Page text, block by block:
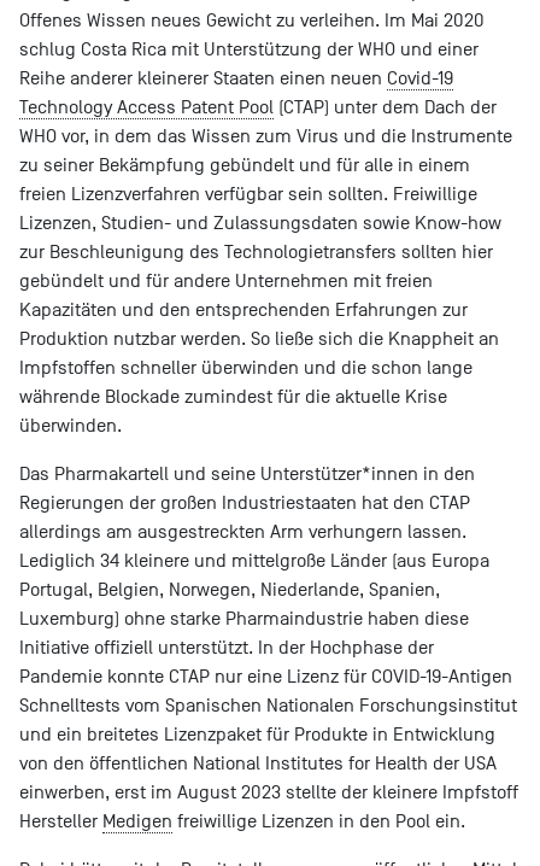
Offenes Wissen neues Gewicht zu verleihen. Im Mai 2020
schlug Costa Rica mit Unterstützung der WHO und einer
Reihe anderer kleinerer Staaten einen neuen Covid-19
Technology Access Patent Pool (CTAP) unter dem Dach der
WHO vor, in dem das Wissen zum Virus und die Instrumente
zu seiner Bekämpfung gebündelt und für alle in einem
freien Lizenzverfahren verfügbar sein sollten. Freiwillige
Lizenzen, Studien- und Zulassungsdaten sowie Know-how
zur Beschleunigung des Technologietransfers sollten hier
gebündelt und für andere Unternehmen mit freien
Kapazitäten und den entsprechenden Erfahrungen zur
Produktion nutzbar werden. So ließe sich die Knappheit an
Impfstoffen schneller überwinden und die schon lange
währende Blockade zumindest für die aktuelle Krise
überwinden.
Das Pharmakartell und seine Unterstützer*innen in den
Regierungen der großen Industriestaaten hat den CTAP
allerdings am ausgestreckten Arm verhungern lassen.
Lediglich 34 kleinere und mittelgroße Länder (aus Europa
Portugal, Belgien, Norwegen, Niederlande, Spanien,
Luxemburg) ohne starke Pharmaindustrie haben diese
Initiative offiziell unterstützt. In der Hochphase der
Pandemie konnte CTAP nur eine Lizenz für COVID-19-Antigen
Schnelltests vom Spanischen Nationalen Forschungsinstitut
und ein breitetes Lizenzpaket für Produkte in Entwicklung
von den öffentlichen National Institutes for Health der USA
einwerben, erst im August 2023 stellte der kleinere Impfstoff
Hersteller Medigen freiwillige Lizenzen in den Pool ein.